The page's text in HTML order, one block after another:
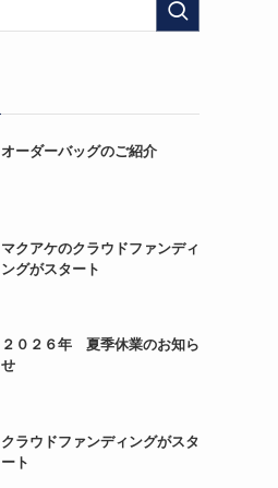
オーダーバッグのご紹介
マクアケのクラウドファンディ
ングがスタート
２０２６年 夏季休業のお知ら
せ
クラウドファンディングがスタ
ート